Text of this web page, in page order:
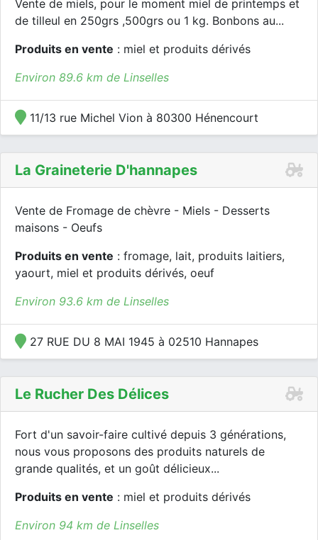
Vente de miels, pour le moment miel de printemps et
de tilleul en 250grs ,500grs ou 1 kg. Bonbons au...
Produits en vente : miel et produits dérivés
Environ 89.6 km de Linselles
11/13 rue Michel Vion à 80300 Hénencourt
La Graineterie D'hannapes
Vente de Fromage de chèvre - Miels - Desserts
maisons - Oeufs
Produits en vente : fromage, lait, produits laitiers,
yaourt, miel et produits dérivés, oeuf
Environ 93.6 km de Linselles
27 RUE DU 8 MAI 1945 à 02510 Hannapes
Le Rucher Des Délices
Fort d'un savoir-faire cultivé depuis 3 générations,
nous vous proposons des produits naturels de
grande qualités, et un goût délicieux...
Produits en vente : miel et produits dérivés
Environ 94 km de Linselles